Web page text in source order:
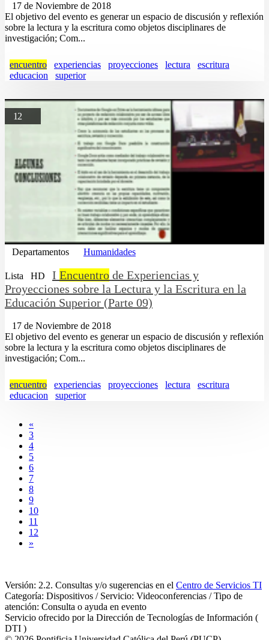
17 de Noviembre de 2018
El objetivo del evento es generar un espacio de discusión y reflexión
sobre la lectura y la escritura como objetos disciplinares de
investigación; Com...
encuentro experiencias proyecciones lectura
escritura
educacion
superior
12
Departamentos Humanidades
Lista HD I Encuentro de Experiencias y
Proyecciones sobre la Lectura y la Escritura en la
Educación Superior (Parte 09)
17 de Noviembre de 2018
El objetivo del evento es generar un espacio de discusión y reflexión
sobre la lectura y la escritura como objetos disciplinares de
investigación; Com...
encuentro experiencias proyecciones lectura
escritura
educacion
superior
«
3
4
5
6
7
8
9
10
11
12
»
Versión: 2.2. Consultas y/o sugerencias en el Centro de Servicios TI
Categoría: Dispositivos / Servicio: Videoconferencias / Tipo de
atención: Consulta o ayuda en evento
Servicio ofrecido por la Dirección de Tecnologías de Información (
DTI )